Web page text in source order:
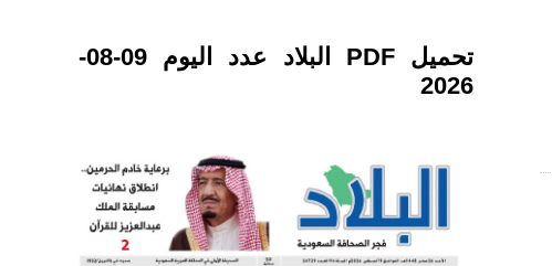
تحميل PDF البلاد عدد اليوم 09-08-
2026